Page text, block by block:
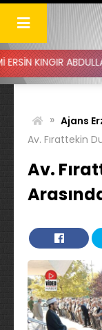
Skip
content
ALTINGÖZ
» Ajans
Av. Fırattekin
Av.